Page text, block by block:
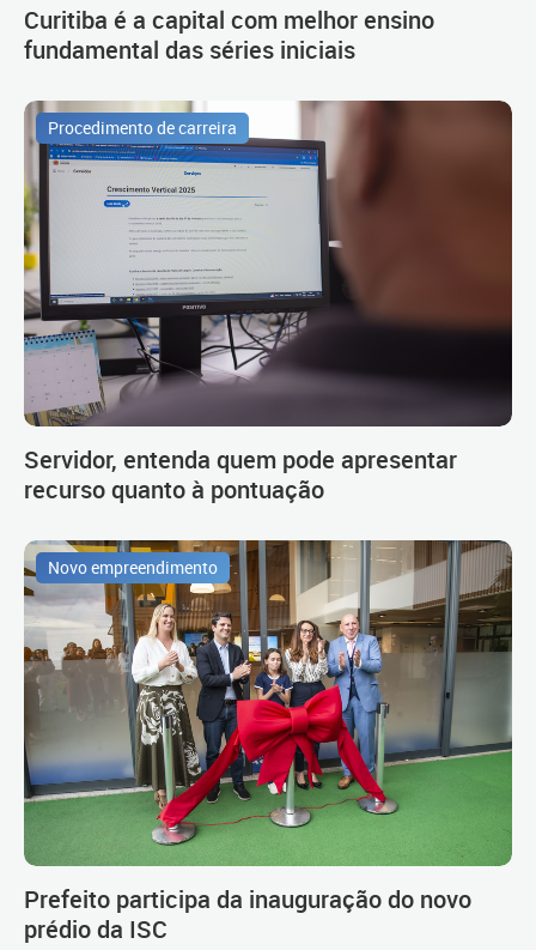
Curitiba é a capital com melhor ensino
fundamental das séries iniciais
Procedimento de carreira
Servidor, entenda quem pode apresentar
recurso quanto à pontuação
Novo empreendimento
Prefeito participa da inauguração do novo
prédio da ISC